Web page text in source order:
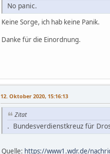
No panic.
Keine Sorge, ich hab keine Panik.
Danke für die Einordnung.
12. Oktober 2020, 15:16:13
Zitat
. Bundesverdienstkreuz für
Quelle: https://www1.wdr.de/